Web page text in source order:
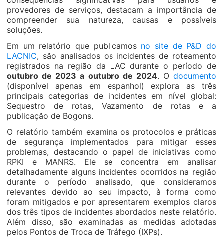
provedores de serviços, destacam a importância de
compreender sua natureza, causas e possíveis
soluções.
Em um relatório que publicamos no site de P&D do
LACNIC, são analisados os incidentes de roteamento
registrados na região da LAC durante o período de
outubro de 2023 a outubro de 2024. O documento
(disponível apenas em espanhol) explora as três
principais categorias de incidentes em nível global:
Sequestro de rotas, Vazamento de rotas e a
publicação de Bogons.
O relatório também examina os protocolos e práticas
de segurança implementados para mitigar esses
problemas, destacando o papel de iniciativas como
RPKI e MANRS. Ele se concentra em analisar
detalhadamente alguns incidentes ocorridos na região
durante o período analisado, que consideramos
relevantes devido ao seu impacto, à forma como
foram mitigados e por apresentarem exemplos claros
dos três tipos de incidentes abordados neste relatório.
Além disso, são examinadas as medidas adotadas
pelos Pontos de Troca de Tráfego (IXPs).